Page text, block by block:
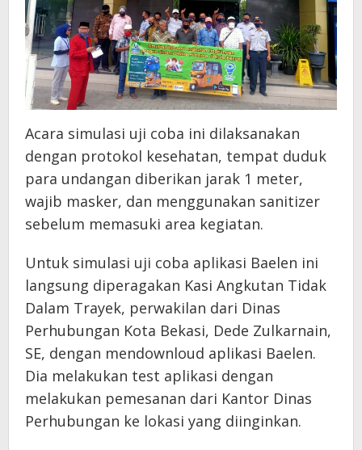
Acara simulasi uji coba ini dilaksanakan
dengan protokol kesehatan, tempat duduk
para undangan diberikan jarak 1 meter,
wajib masker, dan menggunakan sanitizer
sebelum memasuki area kegiatan.
Untuk simulasi uji coba aplikasi Baelen ini
langsung diperagakan Kasi Angkutan Tidak
Dalam Trayek, perwakilan dari Dinas
Perhubungan Kota Bekasi, Dede Zulkarnain,
SE, dengan mendownloud aplikasi Baelen.
Dia melakukan test aplikasi dengan
melakukan pemesanan dari Kantor Dinas
Perhubungan ke lokasi yang diinginkan.